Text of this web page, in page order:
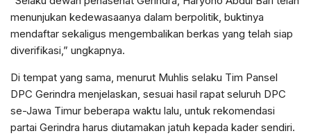
menunjukan kedewasaanya dalam berpolitik, buktinya
mendaftar sekaligus mengembalikan berkas yang telah siap
diverifikasi,” ungkapnya.
Di tempat yang sama, menurut Muhlis selaku Tim Pansel
DPC Gerindra menjelaskan, sesuai hasil rapat seluruh DPC
se-Jawa Timur beberapa waktu lalu, untuk rekomendasi
partai Gerindra harus diutamakan jatuh kepada kader sendiri.